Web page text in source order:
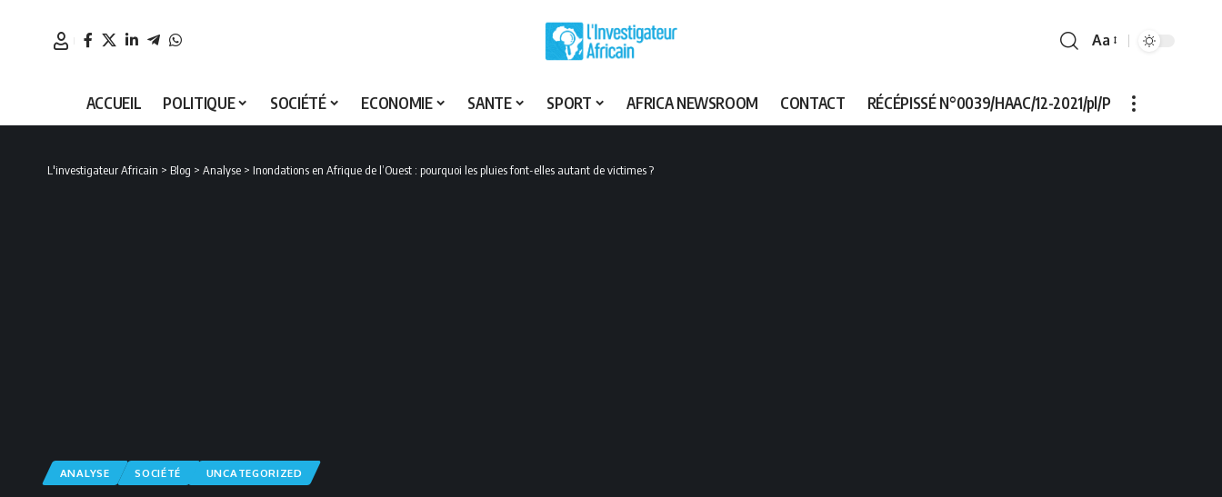
Font
Aa
ACCUEIL POLITIQUE SOCIÉTÉ ECONOMIE SANTE SPORT AFRICA NEWSROOM CONTACT RÉCÉPISSÉ N°0039/HAAC/12-2021/pl/P
L'investigateur Africain > Blog > Analyse > Inondations en Afrique de l’Ouest : pourquoi les pluies font-elles autant de victimes ?
ANALYSE SOCIÉTÉ UNCATEGORIZED